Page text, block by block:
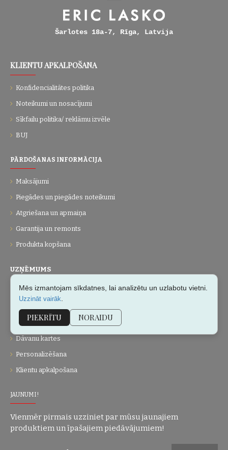
Šarlotes 18a-7, Rīga, Latvija
KLIENTU APKALPOŠANA
Konfidencialitātes politika
Noteikumi un nosacījumi
Sīkfailu politika/ reklāmu izvēle
BUJ
PĀRDOŠANAS INFORMĀCIJA
Maksājumi
Piegādes un piegādes noteikumi
Atgriešana un apmaiņa
Garantija un remonts
Produkta kopšana
UZŅĒMUMS
Par mums
Vietnes karte
Dāvanu kartes
Personalizēšana
Klientu apkalpošana
JAUNUMI!
Vienmēr pirmais uzziniet par mūsu jaunajiem
produktiem un īpašajiem piedāvājumiem!
Mēs izmantojam sīkdatnes, lai analizētu un uzlabotu vietni.
Uzzināt vairāk
PIEKRĪTU NORAIDU